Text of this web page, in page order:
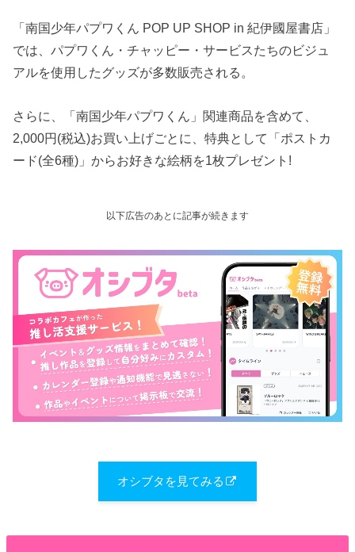
「南国少年パプワくん POP UP SHOP in 紀伊國屋書店」
では、パプワくん・チャッピー・サービスたちのビジュ
アルを使用したグッズが多数販売される。
さらに、「南国少年パプワくん」関連商品を含めて、
2,000円(税込)お買い上げごとに、特典として「ポストカ
ード(全6種)」からお好きな絵柄を1枚プレゼント!
以下広告のあとに記事が続きます
オシブタを見てみる